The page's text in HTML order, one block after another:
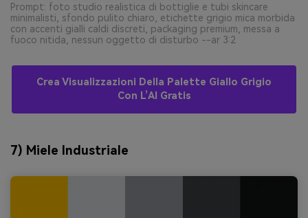
Prompt: foto studio realistica di bottiglie e tubi skincare
minimalisti, sfondo pulito chiaro, etichette grigio mica morbida
con accenti gialli caldi discreti, packaging premium, messa a
fuoco nitida, nessun oggetto di disturbo --ar 3:2
Crea Visualizzazioni Della Palette Giallo Grigio
Con L’AI Gratis
7) Miele Industriale